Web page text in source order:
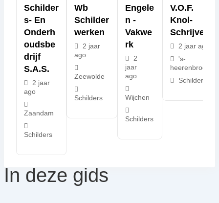
Schilder
S- En
Onderh
Oudsbe
Drijf
S.a.s.
2 jaar
ago
Zaandam
Schilders
Wb
Schilder
Werken
2 jaar
ago
Zeewolde
Schilders
Engele
N -
Vakwe
Rk
2
jaar
ago
Wijchen
Schilders
V.o.f.
Knol-
Schrijver
2 jaar ago
's-
heerenbroek
Schilders
In deze gids